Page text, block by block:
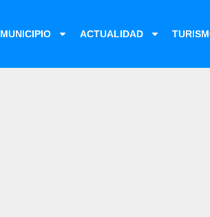
MUNICIPIO ACTUALIDAD